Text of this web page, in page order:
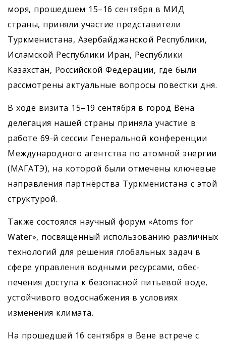
моря, прошедшем 15–16 сентября в МИД
страны, приняли участие представители
Туркменистана, Азербайджанской Республики,
Исламской Республики Иран, Республики
Казахстан, Российской Федерации, где были
рассмотрены актуальные вопросы повестки дня.
В ходе визита 15–19 сентября в город Вена
делегация нашей страны приняла участие в
работе 69-й сессии Генеральной конференции
Международного агентства по атомной энергии
(МАГАТЭ), на которой были отмечены ключевые
направления партнёрства Туркменистана с этой
структурой.
Также состоялся научный форум «Atoms for
Water», посвящённый использованию различных
технологий для решения глобальных задач в
сфере управления водными ресурсами, обес­
печения доступа к безопасной питьевой воде,
устойчивого водоснабжения в условиях
изменения климата.
На прошедшей 16 сентября в Вене встрече с